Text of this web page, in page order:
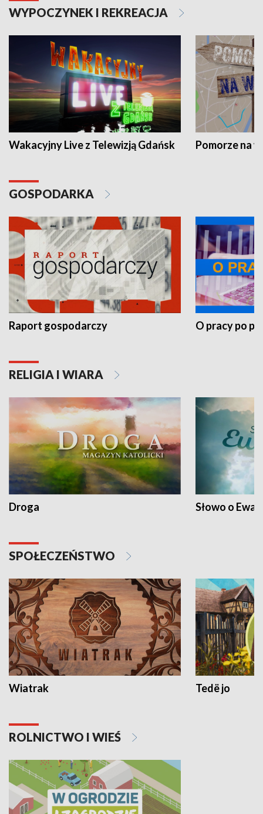
WYPOCZYNEK I REKREACJA
Wakacyjny Live z Telewizją Gdańsk Pomorze na
GOSPODARKA
Raport gospodarczy O pracy po
RELIGIA I WIARA
Droga Słowo o
SPOŁECZEŃSTWO
Wiatrak Tedë jo
ROLNICTWO I WIEŚ